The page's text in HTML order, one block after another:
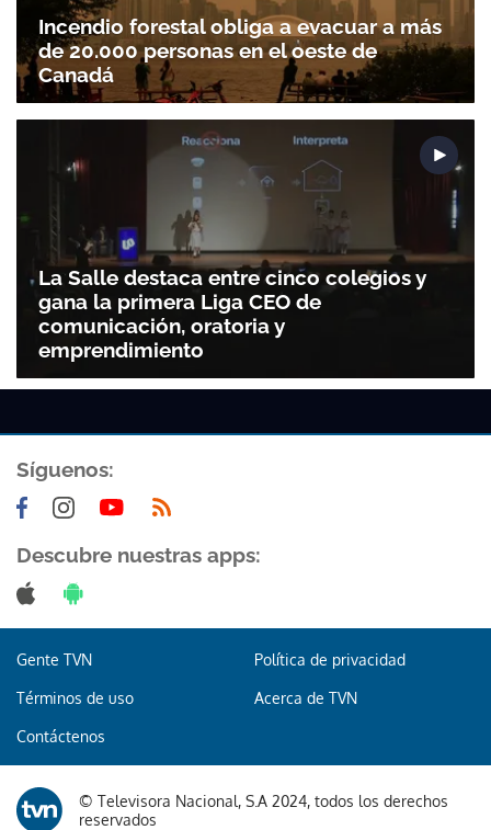
Incendio forestal obliga a evacuar a más
de 20.000 personas en el oeste de
Canadá
La Salle destaca entre cinco colegios y
gana la primera Liga CEO de
comunicación, oratoria y
emprendimiento
Síguenos:
Descubre nuestras apps:
Gente TVN Política de privacidad
Términos de uso Acerca de TVN
Contáctenos
© Televisora Nacional, S.A 2024, todos los derechos
reservados